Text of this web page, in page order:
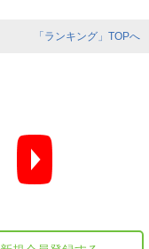
「ランキング」TOPへ